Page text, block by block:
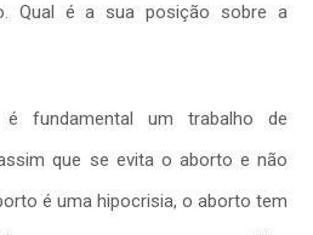
Qual é a sua posição sobre a
fundamental um trabalho de
que se evita o aborto e não
é uma hipocrisia, o aborto tem